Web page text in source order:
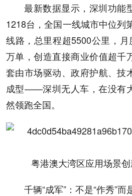
最新数据显示，深圳功能
1218台，全国一线城市中位列
线路，总里程超5500公里，
万单，创造直接商业价值超千
套由市场驱动、政府护航、技
成型——深圳无人车，在没有
然领跑全国。
粤港澳大湾区应用场景
千辆“成军”：不是“作秀”而